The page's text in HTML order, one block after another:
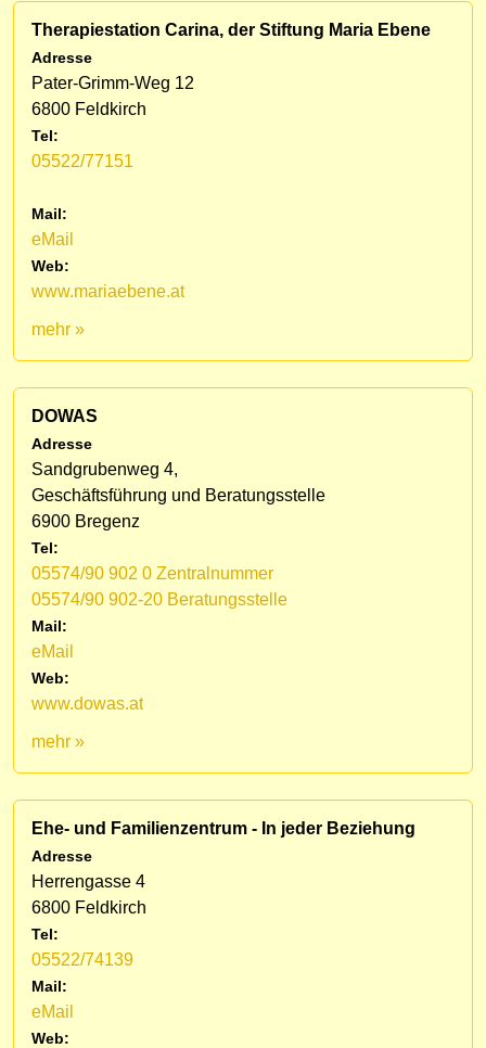
Therapiestation Carina, der Stiftung Maria Ebene
Adresse
Pater-Grimm-Weg 12
6800 Feldkirch
Tel:
05522/77151
Mail:
eMail
Web:
www.mariaebene.at
mehr »
DOWAS
Adresse
Sandgrubenweg 4,
Geschäftsführung und Beratungsstelle
6900 Bregenz
Tel:
05574/90 902 0 Zentralnummer
05574/90 902-20 Beratungsstelle
Mail:
eMail
Web:
www.dowas.at
mehr »
Ehe- und Familienzentrum - In jeder Beziehung
Adresse
Herrengasse 4
6800 Feldkirch
Tel:
05522/74139
Mail:
eMail
Web: